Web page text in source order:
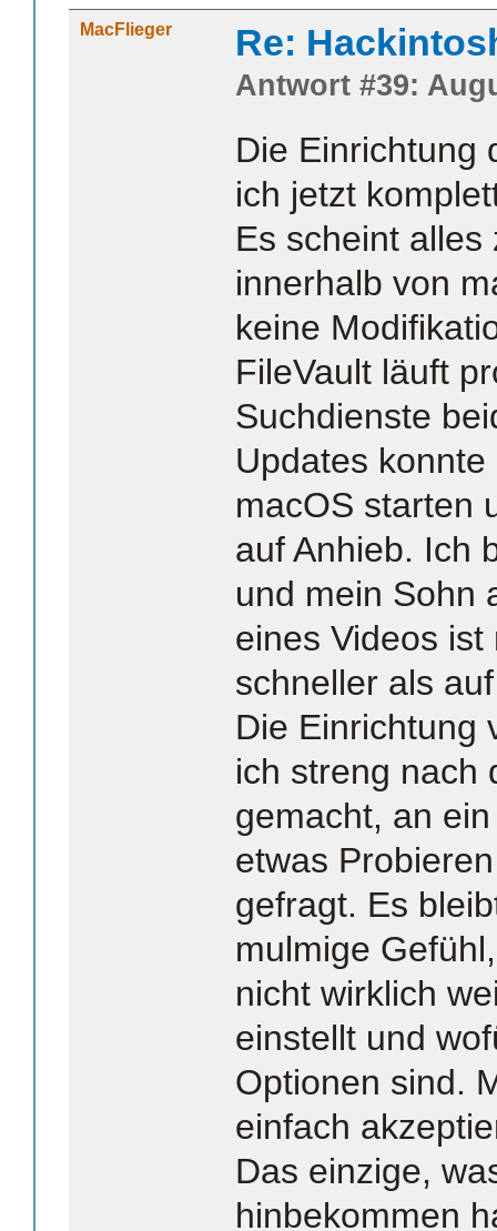
MacFlieger Re:
Antwort #39:
Die Einrichtung
ich jetzt
Es scheint
innerhalb von
keine
FileVault läuft
Suchdienste
Updates
macOS starten
auf Anhieb. Ich
und mein Sohn
eines Videos
schneller als
Die Einrichtung
ich streng nach
gemacht, an
etwas
gefragt. Es
mulmige
nicht wirklich
einstellt und
Optionen sind.
einfach
Das einzige,
hinbekommen